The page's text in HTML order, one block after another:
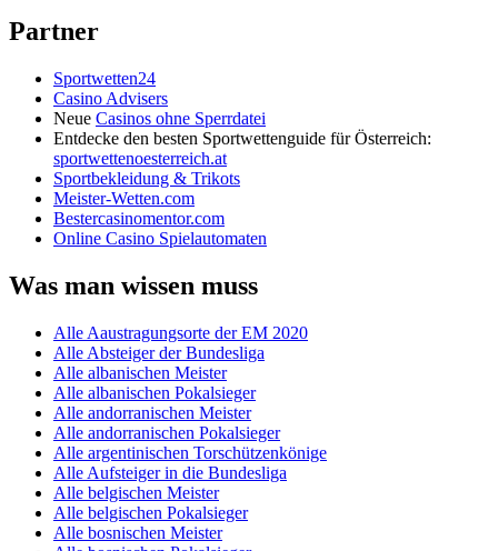
Partner
Sportwetten24
Casino Advisers
Neue Casinos ohne Sperrdatei
Entdecke den besten Sportwettenguide für Österreich:
sportwettenoesterreich.at
Sportbekleidung & Trikots
Meister-Wetten.com
Bestercasinomentor.com
Online Casino Spielautomaten
Was man wissen muss
Alle Aaustragungsorte der EM 2020
Alle Absteiger der Bundesliga
Alle albanischen Meister
Alle albanischen Pokalsieger
Alle andorranischen Meister
Alle andorranischen Pokalsieger
Alle argentinischen Torschützenkönige
Alle Aufsteiger in die Bundesliga
Alle belgischen Meister
Alle belgischen Pokalsieger
Alle bosnischen Meister